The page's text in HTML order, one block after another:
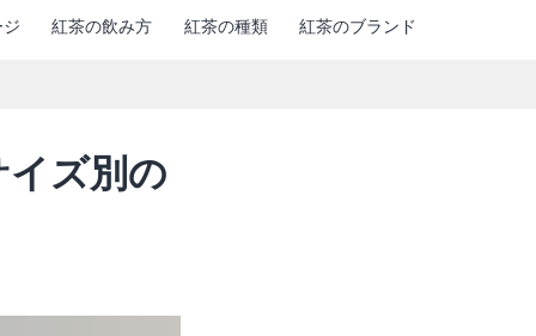
紅茶の飲み方 紅茶の種類 紅茶のブランド
ズ別の